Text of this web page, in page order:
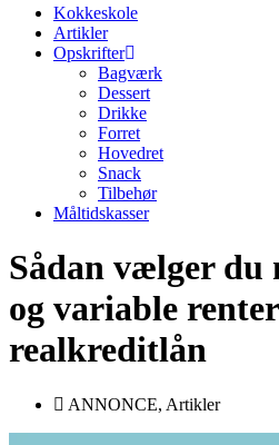
Kokkeskole
Artikler
Opskrifter
Bagværk
Dessert
Drikke
Forret
Hovedret
Snack
Tilbehør
Måltidskasser
Sådan vælger du
og variable
realkreditlån
ANNONCE, Artikler